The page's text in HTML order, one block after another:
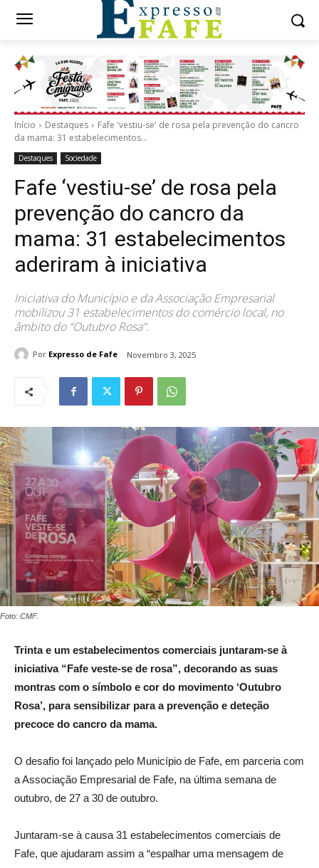
Início Destaques
Fafe 'vestiu-se' de rosa pela prevenção do cancro
da mama: 31 estabelecimentos...
Destaques Sociedade
Fafe ‘vestiu-se’ de rosa pela
prevenção do cancro da
mama: 31 estabelecimentos
aderiram à iniciativa
Iniciativa do Município e da Associação Empresarial
mobilizou 31 estabelecimentos do comércio local, no
âmbito do “Outubro Rosa”.
Por Expresso de Fafe Novembro 3, 2025
Foto: CMF.
Trinta e um estabelecimentos comerciais juntaram-se à
iniciativa “Fafe veste-se de rosa”, decorando as suas
montras com o símbolo e cor do movimento ‘Outubro
Rosa’, para sensibilizar para a prevenção e deteção
precoce do cancro da mama.
O desafio foi lançado pelo Município de Fafe, em parceria com
a Associação Empresarial de Fafe, na última semana de
outubro, de 27 a 30 de outubro.
Juntaram-se à causa 31 estabelecimentos comerciais de
Fafe, que ajudaram assim a “espalhar uma mensagem de